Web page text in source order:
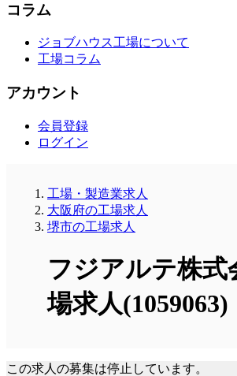
コラム
ジョブハウス工場について
工場コラム
アカウント
会員登録
ログイン
工場・製造業求人
大阪府の工場求人
堺市の工場求人
フジアルテ株式
場求人(1059063)
この求人の募集は停止しています。